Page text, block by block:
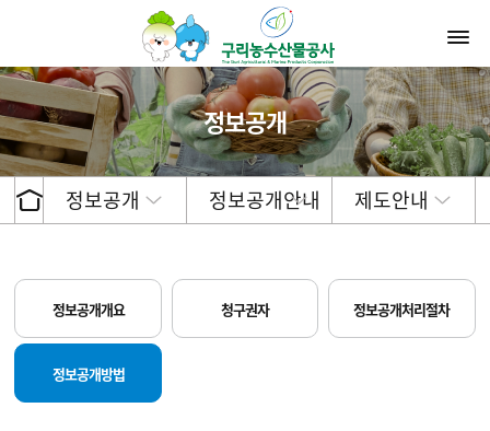
정보공개
정보공개 정보공개안내 제도안내
정보공개개요 청구권자 정보공개처리절차
정보공개방법